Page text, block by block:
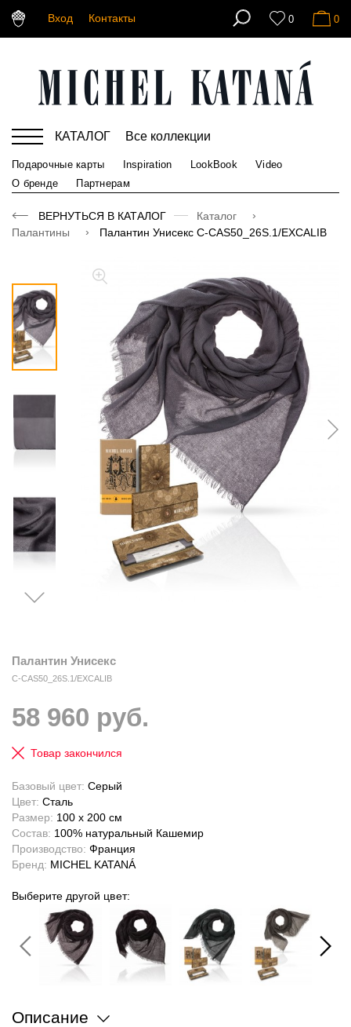
Вход Контакты 0 0
КАТАЛОГ Все коллекции
Подарочные карты Inspiration LookBook
Video
О бренде
Партнерам
ВЕРНУТЬСЯ В КАТАЛОГ
Каталог
Палантины
Палантин Унисекс C-CAS50_26S.1/EXCALIB
Палантин Унисекс
C-CAS50_26S.1/EXCALIB
58 960 руб.
Товар закончился
Базовый цвет: Серый
Цвет: Сталь
Размер: 100 x 200 см
Состав: 100% натуральный Кашемир
Производство: Франция
Бренд: MICHEL KATANÁ
Выберите другой цвет:
Описание